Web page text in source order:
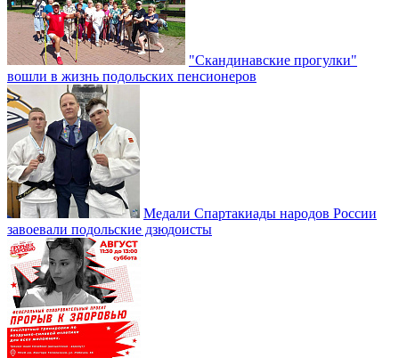
"Скандинавские прогулки"
вошли в жизнь подольских пенсионеров
Медали Спартакиады народов России
завоевали подольские дзюдоисты